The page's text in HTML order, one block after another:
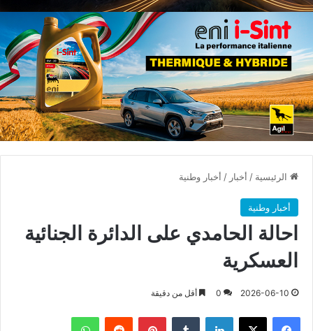
الرئيسية / أخبار / أخبار وطنية
أخبار وطنية
احالة الحامدي على الدائرة الجنائية
العسكرية
2026-06-10
0 أقل من دقيقة
فيسبوك X لينكدإن بينتيريست واتساب